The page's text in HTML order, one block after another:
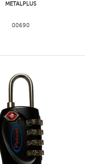
METALPLUS
00690